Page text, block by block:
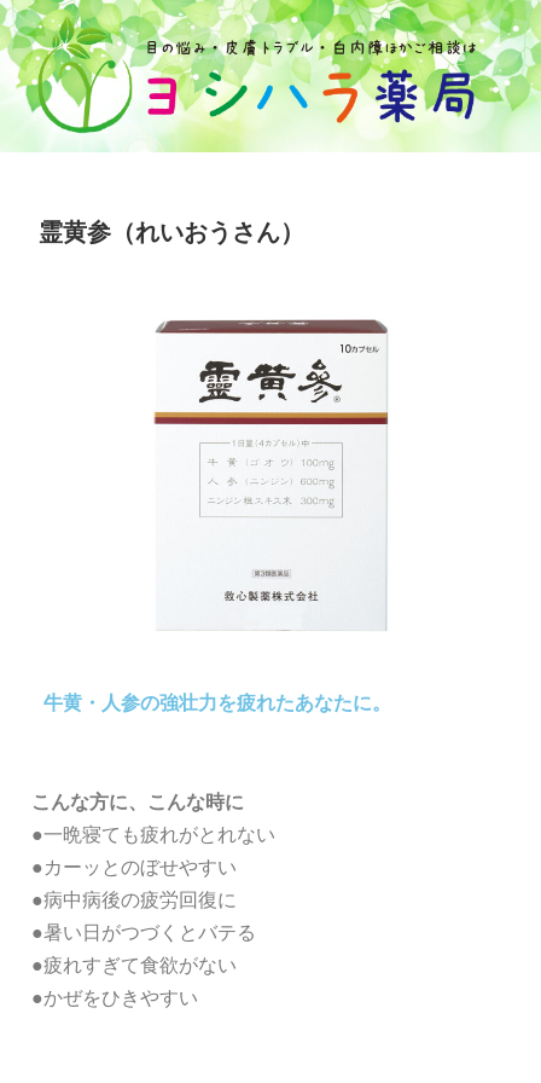
霊黄参（れいおうさん）
牛黄・人参の強壮力を疲れたあなたに。
こんな方に、こんな時に
●一晩寝ても疲れがとれない
●カーッとのぼせやすい
●病中病後の疲労回復に
●暑い日がつづくとバテる
●疲れすぎて食欲がない
●かぜをひきやすい